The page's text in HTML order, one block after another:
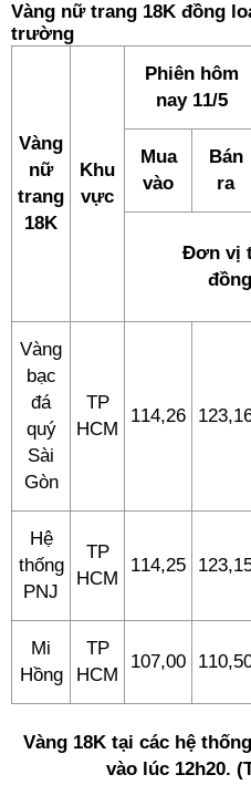
Vàng nữ trang 18K đồng
trường
Vàng
nữ
trang
18K
Khu
vực
Phiên hôm
nay 11/5
Mua
vào
Bán
ra
Đơn vị
Vàng
bạc
đá
quý
Sài
Gòn
TP
HCM
114,26
Hệ
thống
PNJ
TP
HCM
114,25
Mi
Hồng
TP
HCM
107,00
Vàng 18K tại các hệ
vào lúc 12h20.